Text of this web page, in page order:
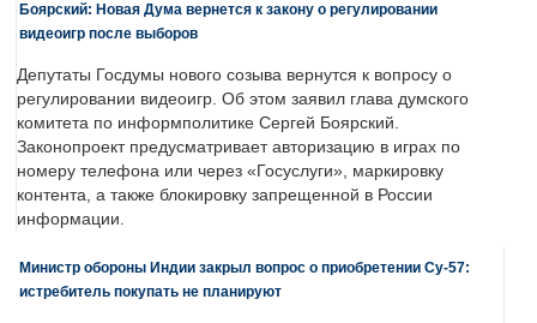
Боярский: Новая Дума вернется к закону о регулировании
видеоигр после выборов
Депутаты Госдумы нового созыва вернутся к вопросу о
регулировании видеоигр. Об этом заявил глава думского
комитета по информполитике Сергей Боярский.
Законопроект предусматривает авторизацию в играх по
номеру телефона или через «Госуслуги», маркировку
контента, а также блокировку запрещенной в России
информации.
Министр обороны Индии закрыл вопрос о приобретении Су-57:
истребитель покупать не планируют